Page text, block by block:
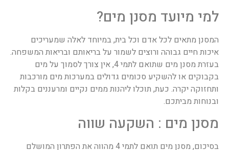
למי מיועד מסנן מים?
המסנן מתאים לכל אדם וכל בית, במיוחד לאלה שמעריכים
איכות חיים גבוהה ורוצים לשמור על בריאותם ובריאות המשפחה.
בעזרת מסנן מים שתואם לתמי 4, אין צורך לסמוך על מים
בקבוקים או להשקיע סכומים גדולים במערכות מים מורכבות
ותחזוקה יקרה. כעת, תוכלו ליהנות ממים נקיים ומרעננים בקלות
ובנוחות מביתכם.
מסנן מים : השקעה שווה
בסיכום, מסנן מים תואם לתמי 4 מהווה את הפתרון המושלם